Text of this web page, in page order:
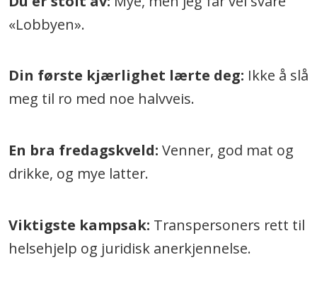
«Lobbyen».
Din første kjærlighet lærte deg: Ikke å slå
meg til ro med noe halvveis.
En bra fredagskveld: Venner, god mat og
drikke, og mye latter.
Viktigste kampsak: Transpersoners rett til
helsehjelp og juridisk anerkjennelse.